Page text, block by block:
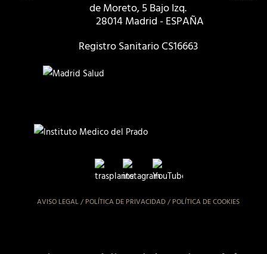
de Moreto, 5 Bajo Izq.
28014 Madrid - ESPAÑA
Registro Sanitario CS16663
AVISO LEGAL/ POLÍTICA DE PRIVACIDAD/ POLÍTICA DE COOKIES